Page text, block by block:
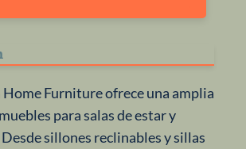
Home Furniture ofrece una amplia
para salas de estar y
sillones reclinables y sillas